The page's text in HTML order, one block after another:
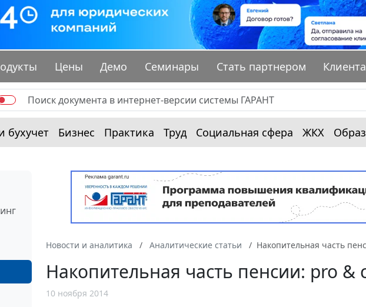
Цены Демо Семинары Стать партнером
бухучет Бизнес Практика Труд Социальная сфера ЖКХ
Новости и аналитика Аналитические статьи Накопительная часть
Накопительная часть пенсии: pro &
10 ноября 2014